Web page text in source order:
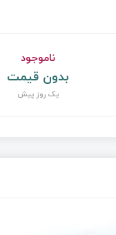
ناموجود
بدون قیمت
یک روز پیش